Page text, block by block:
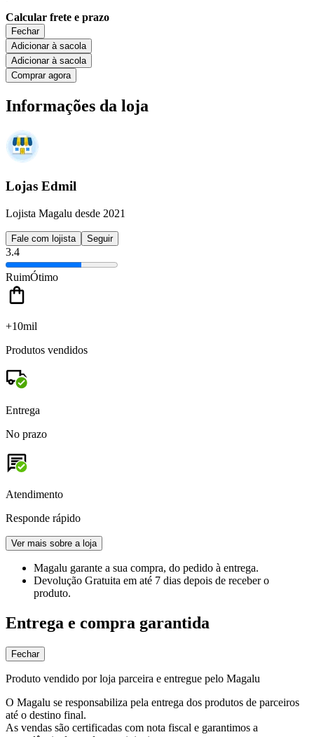
Calcular frete e prazo
Fechar
Adicionar à sacola
Adicionar à sacola
Comprar agora
Informações da loja
Lojas Edmil
Lojista Magalu desde 2021
Fale com lojista Seguir
3.4
RuimÓtimo
+10mil
Produtos vendidos
Entrega
No prazo
Atendimento
Responde rápido
Ver mais sobre a loja
Magalu garante a sua compra, do pedido à entrega.
Devolução Gratuita em até 7 dias depois de receber o
produto.
Entrega e compra garantida
Fechar
Produto vendido por loja parceira e entregue pelo Magalu
O Magalu se responsabiliza pela entrega dos produtos de parceiros
até o destino final.
As vendas são certificadas com nota fiscal e garantimos a